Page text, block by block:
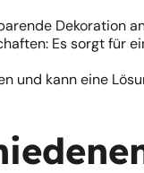
Dekoration
Es sorgt für
und kann eine